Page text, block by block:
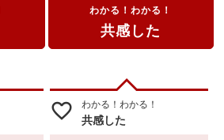
わかる！わかる！
共感した
favorite_border わかる！わかる！
共感した